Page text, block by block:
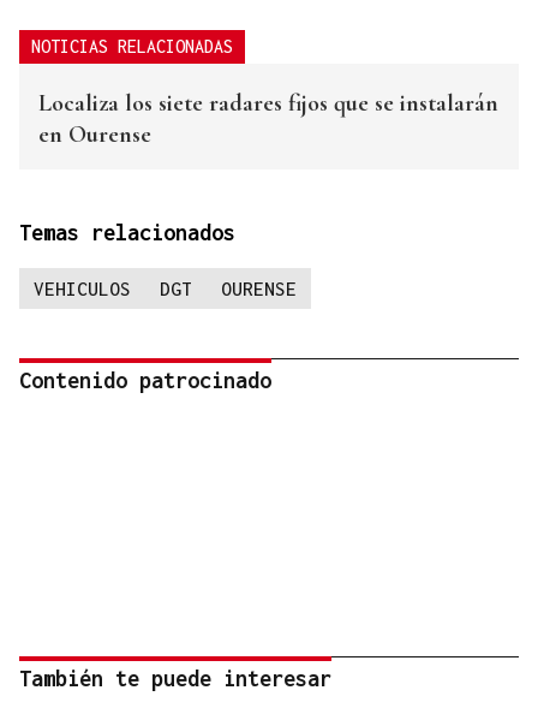
NOTICIAS RELACIONADAS
Localiza los siete radares fijos que se instalarán
en Ourense
Temas relacionados
VEHICULOS DGT OURENSE
Contenido patrocinado
También te puede interesar